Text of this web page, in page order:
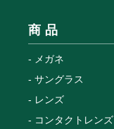
商 品
メガネ
サングラス
レンズ
コンタクトレンズ